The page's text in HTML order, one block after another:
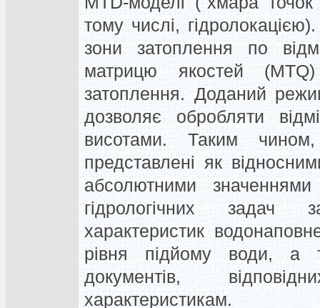
тому числі,
зони затоплення по
матрицю якостей
затоплення. Доданий
дозволяє обробляти
висотами. Таким
представлені як
абсолютними
гідрологічних задач
характеристик
рівня підйому води, а
документів,
характеристикам.